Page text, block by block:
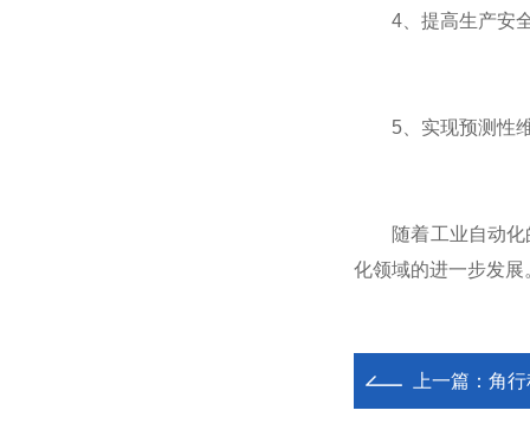
4、提高生产安全
5、实现预测性维
随着工业自动化的
化领域的进一步发
上一篇： 角